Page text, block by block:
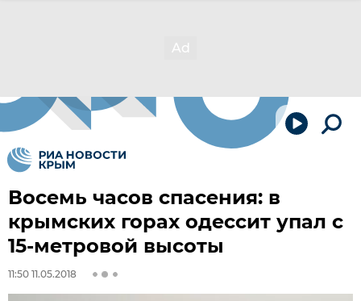
Восемь часов спасения: в
крымских горах одессит упал с
15-метровой высоты
11:50 11.05.2018